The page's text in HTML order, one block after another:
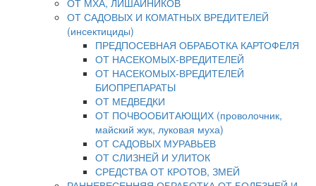
ОТ МХА, ЛИШАЙНИКОВ
ОТ САДОВЫХ И КОМАТНЫХ ВРЕДИТЕЛЕЙ
(инсектициды)
ПРЕДПОСЕВНАЯ ОБРАБОТКА КАРТОФЕЛЯ
ОТ НАСЕКОМЫХ-ВРЕДИТЕЛЕЙ
ОТ НАСЕКОМЫХ-ВРЕДИТЕЛЕЙ
БИОПРЕПАРАТЫ
ОТ МЕДВЕДКИ
ОТ ПОЧВООБИТАЮЩИХ (проволочник,
майский жук, луковая муха)
ОТ САДОВЫХ МУРАВЬЕВ
ОТ СЛИЗНЕЙ И УЛИТОК
СРЕДСТВА ОТ КРОТОВ, ЗМЕЙ